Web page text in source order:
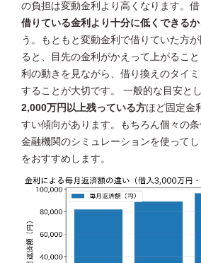
の負担は変動金利より高くなります。借
借りている金利より十分に低くできるか
う。もともと変動金利で借りていた方
ると、目先の金利がかえって上がるこ
利の動きを見ながら、借り換えのタイ
することが大切です。 一般的な目安とし
2,000万円以上残っている方ほど固定金
すい傾向があります。もちろん個々の
金融機関のシミュレーションを使って
をおすすめします。